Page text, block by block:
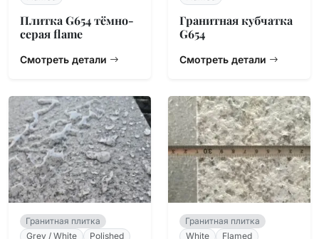
Плитка G654 тёмно-
серая flame
Смотреть детали
Гранитная кубчатка
G654
Смотреть детали
Гранитная плитка
Grey / White
Polished
Гранитная плитка
White
Flamed